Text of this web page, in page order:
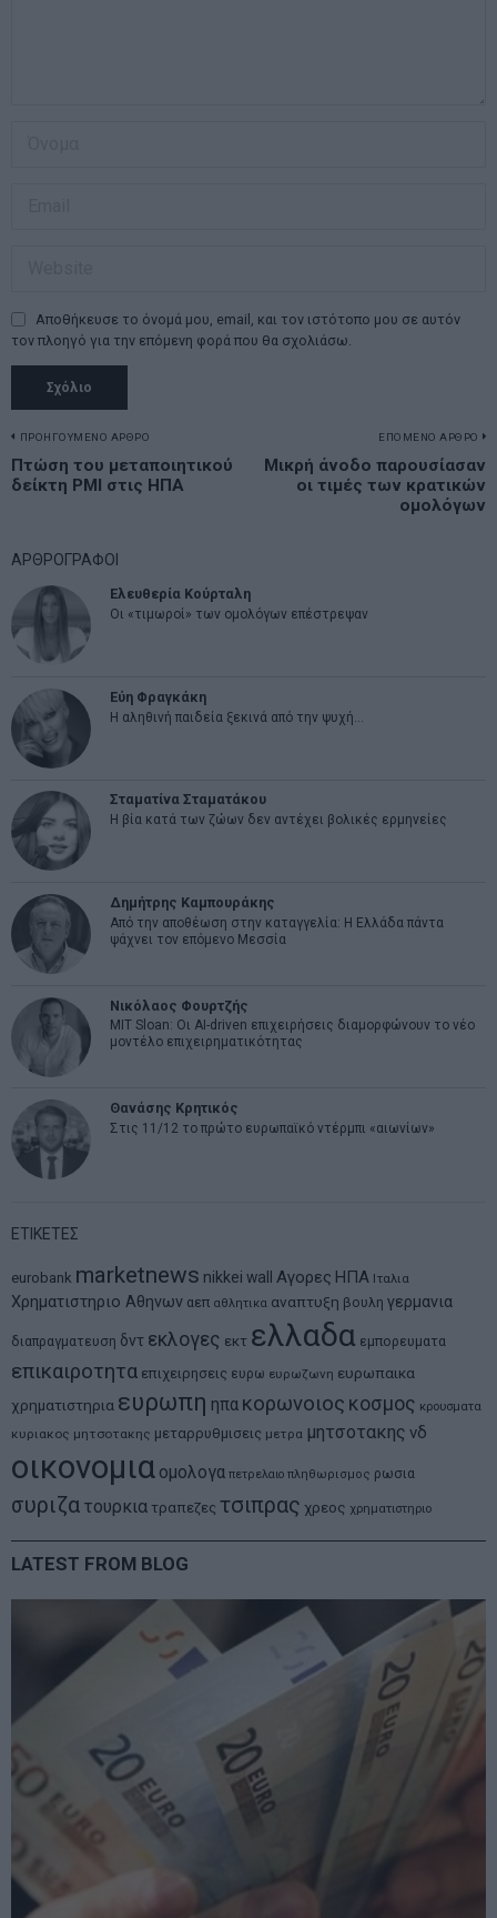
Αποθήκευσε το όνομά μου, email, και τον ιστότοπο μου σε αυτόν
τον πλοηγό για την επόμενη φορά που θα σχολιάσω.
Πλοήγηση
άρθρων
ΠΡΟΗΓΟΥΜΕΝΟ ΑΡΘΡΟ
Previous
post:
Πτώση του μεταποιητικού
δείκτη ΡΜΙ στις ΗΠΑ
ΕΠΟΜΕΝΟ ΑΡΘΡΟ
Μικρή άνοδο παρουσίασαν
οι τιμές των κρατικών
ομολόγων
ΑΡΘΡΟΓΡΑΦΟΙ
Ελευθερία Κούρταλη
Οι «τιμωροί» των ομολόγων επέστρεψαν
Εύη Φραγκάκη
Η αληθινή παιδεία ξεκινά από την ψυχή…
Σταματίνα Σταματάκου
Η βία κατά των ζώων δεν αντέχει βολικές ερμηνείες
Δημήτρης Καμπουράκης
Από την αποθέωση στην καταγγελία: Η Ελλάδα πάντα
ψάχνει τον επόμενο Μεσσία
Νικόλαος Φουρτζής
MIT Sloan: Οι AI-driven επιχειρήσεις διαμορφώνουν το νέο
μοντέλο επιχειρηματικότητας
Θανάσης Κρητικός
Στις 11/12 το πρώτο ευρωπαϊκό ντέρμπι «αιωνίων»
ΕΤΙΚΕΤΕΣ
eurobank marketnews nikkei wall Αγορες ΗΠΑ Ιταλια
Χρηματιστηριο Αθηνων αεπ αθλητικα αναπτυξη βουλη γερμανια
διαπραγματευση δντ εκλογες εκτ ελλαδα εμπορευματα
επικαιροτητα επιχειρησεις ευρω ευρωζωνη ευρωπαικα
χρηματιστηρια ευρωπη ηπα κορωνοιος κοσμος κρουσματα
κυριακος μητσοτακης μεταρρυθμισεις μετρα μητσοτακης νδ
οικονομια ομολογα πετρελαιο πληθωρισμος ρωσια
συριζα τουρκια τραπεζες τσιπρας χρεος χρηματιστηριο
LATEST FROM BLOG